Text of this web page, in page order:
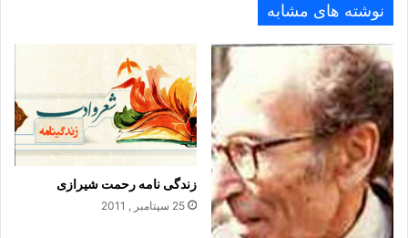
باغ کرده ام
قفس دانسته در جائی نهادی که دیگر نشنوی فریاد ما را
.
عطاری
نوشته های مشابه
زندگی نامه رحمت شیرازی
25 سپتامبر , 2011